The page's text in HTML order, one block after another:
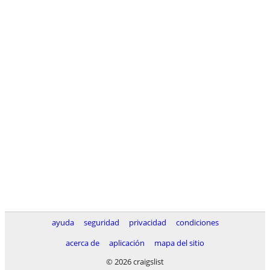
ayuda seguridad privacidad
condiciones
acerca de
aplicación
mapa del sitio
© 2026 craigslist